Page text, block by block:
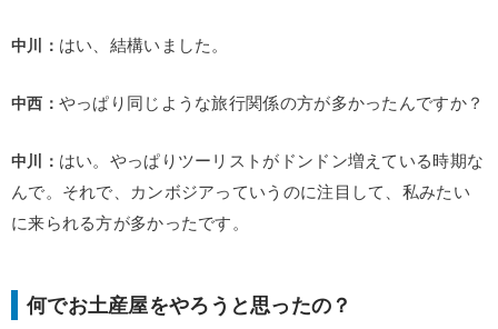
中川： はい、結構いました。
中西： やっぱり同じような旅行関係の方が多かったんですか？
中川： はい。やっぱりツーリストがドンドン増えている時期な
んで。それで、カンボジアっていうのに注目して、私みたい
に来られる方が多かったです。
何でお土産屋をやろうと思ったの？